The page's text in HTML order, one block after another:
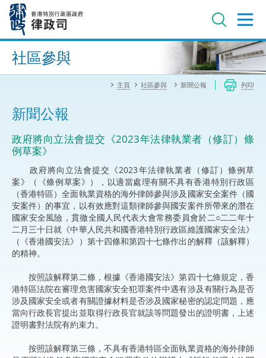
內
進階搜尋
社區參與
主頁 社區參與 新聞公報 列印
新聞公報
政府將向立法會提交《2023年法律執業者（修訂）條
例草案》
政府將向立法會提交《2023年法律執業者（修訂）條例草
案》（《條例草案》），以適當處理有關不具有香港特別行政區
（香港特區）全面執業資格的海外律師參與涉及國家安全案件（國
安案件）的事宜，以有效應對這類律師參與國安案件所帶來的潛在
國家安全風險，貫徹全國人民代表大會常務委員會於二○二二年十
二月三十日就《中華人民共和國香港特別行政區維護國家安全法》
（《香港國安法》）第十四條和第四十七條作出的解釋（該解釋）
的精神。
按照該解釋第二條，根據《香港國安法》第四十七條規定，香
港特區法院在審理危害國家安全犯罪案件中遇有涉及有關行為是否
涉及國家安全或者有關證據材料是否涉及國家秘密的認定問題，應
當向行政長官提出並取得行政長官就該等問題發出的證明書，上述
證明書對法院有約束力。
按照該解釋第三條，不具有香港特區全面執業資格的海外律師